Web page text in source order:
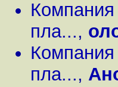
Компания
пла...,
Компания
пла...,